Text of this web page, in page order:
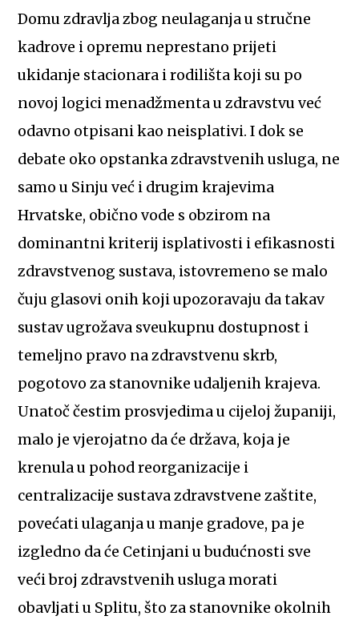
Domu zdravlja zbog neulaganja u stručne
kadrove i opremu neprestano prijeti
ukidanje stacionara i rodilišta koji su po
novoj logici menadžmenta u zdravstvu već
odavno otpisani kao neisplativi. I dok se
debate oko opstanka zdravstvenih usluga, ne
samo u Sinju već i drugim krajevima
Hrvatske, obično vode s obzirom na
dominantni kriterij isplativosti i efikasnosti
zdravstvenog sustava, istovremeno se malo
čuju glasovi onih koji upozoravaju da takav
sustav ugrožava sveukupnu dostupnost i
temeljno pravo na zdravstvenu skrb,
pogotovo za stanovnike udaljenih krajeva.
Unatoč čestim prosvjedima u cijeloj županiji,
malo je vjerojatno da će država, koja je
krenula u pohod reorganizacije i
centralizacije sustava zdravstvene zaštite,
povećati ulaganja u manje gradove, pa je
izgledno da će Cetinjani u budućnosti sve
veći broj zdravstvenih usluga morati
obavljati u Splitu, što za stanovnike okolnih